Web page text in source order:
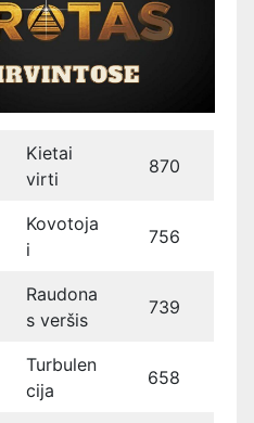
Kietai
virti
870
Kovotoja
i
756
Raudona
s veršis
739
Turbulen
cija
658